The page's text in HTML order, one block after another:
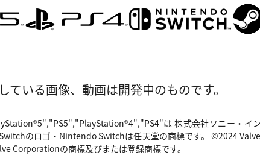
ている画像、動画は開発中のものです。
は 株式会社ソニー・イ
のロゴ・Nintendo Switchは任天堂の商標です。 ©2024
Corporationの商標及びまたは登録商標です。